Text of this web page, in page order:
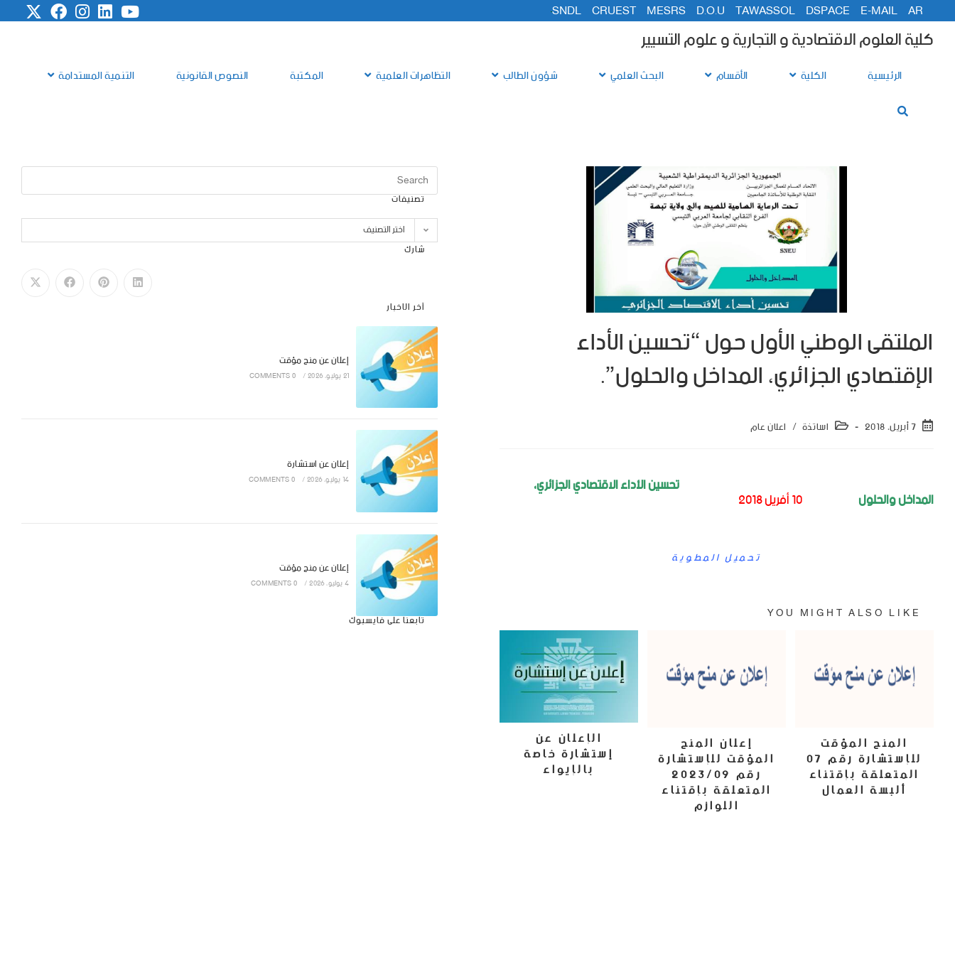
AR
E-MAIL
DSPACE
TAWASSOL
D.O.U
MESRS
CRUEST
SNDL
كلية العلوم الاقتصادية و التجارية و علوم التسيير
الرئيسية الكلية الأقسام البحث العلمي شؤون الطالب التظاهرات العلمية المكتبة النصوص القانونية التنمية المستدامة
الملتقى الوطني الأول حول “تحسين الأداء
الإقتصادي الجزائري، المداخل والحلول”.
7 أبريل، 2018 اساتذة / اعلان عام
بجامعة العربي التبسي تبسة الملتقى الوطني الموسوم ب” تحسين الأداء الاقتصادي الجزائري، المداخل والحلول 10 أفريل 2018
تحميل المطوية
YOU MIGHT ALSO LIKE
الإعلان عن
إستشارة خاصة
بالإيواء
إعلان المنح
المؤقت للإستشارة
رقم 2023/09
المتعلقة بإقتناء
اللوازم
المنح المؤقت
للإستشارة رقم 07
المتعلقة بإقتناء
ألبسة العمال
تصنيفات
اختر التصنيف
شارك
آخر الاخبار
إعلان عن منح مؤقت
21 يوليو، 2026 /
0 COMMENTS
إعلان عن استشارة
14 يوليو، 2026 /
0 COMMENTS
إعلان عن منح مؤقت
4 يوليو، 2026 /
0 COMMENTS
تابعنا على فايسبوك